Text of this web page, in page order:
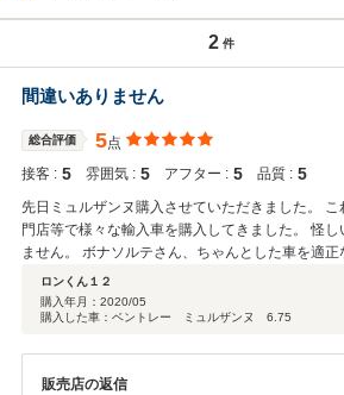
2 件
間違いありません
総合評価 5点
接客 : 5 雰囲気 : 5 アフター : 5 品質 : 5
先日ミュルザンヌ購入させていただきました。
門店等で様々な輸入車を購入してきました。 怪
ません。 ボナソルテさん、ちゃんとした車を適
こちらの身になって 考えてくれます。 豪奢な正
が、こちらの様なフットワークの軽いお店も素晴
の車を探している方は、ご相談されて間違いない
ロンくん１２
購入年月： 2020/05
購入した車：ベントレー ミュルザンヌ 6.75
販売店の返信